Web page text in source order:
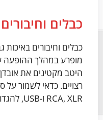
כבלים וחיבורים
כבלים וחיבורים
מופרע במהלך ההופעה
היטב מקטינים את
רצויים. כדאי לשמור על
RCA, XLR ו-USB, להגדרות שונות של ציוד.